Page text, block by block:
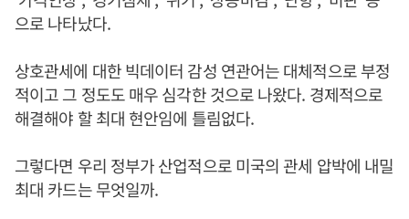
으로 나타났다.
상호관세에 대한 빅데이터 감성 연관어는 대체적으로 부정
적이고 그 정도도 매우 심각한 것으로 나왔다. 경제적으로
해결해야 할 최대 현안임에 틀림없다.
그렇다면 우리 정부가 산업적으로 미국의 관세 압박에 내밀
최대 카드는 무엇일까.